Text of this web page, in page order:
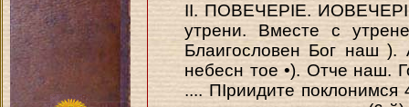
II. ПОВЕЧЕРІЕ.
утрени. Вместе с
Блаигословен Бог наш
небесн тое •). Отче наш.
.... ПІриидите